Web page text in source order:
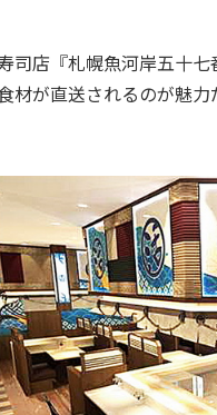
司店『札幌魚河岸五十
が直送されるのが魅力